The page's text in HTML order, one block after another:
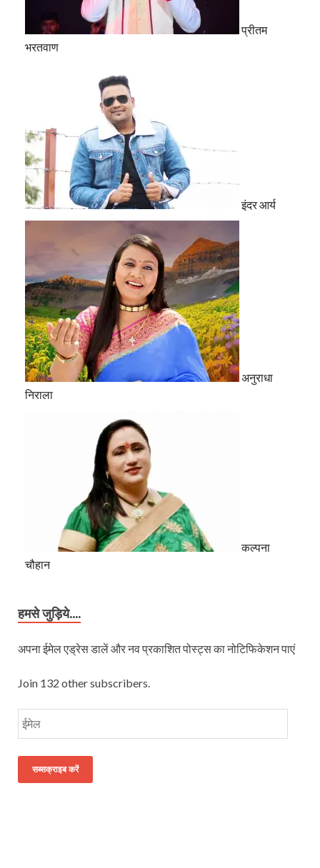
प्रीतम
भरतवाण
इंदर आर्य
अनुराधा
निराला
कल्पना
चौहान
हमसे जुड़िये....
अपना ईमेल एड्रेस डालें और नव प्रकाशित पोस्ट्स का नोटिफिकेशन पाएं
Join 132 other subscribers.
सब्सक्राइब करें